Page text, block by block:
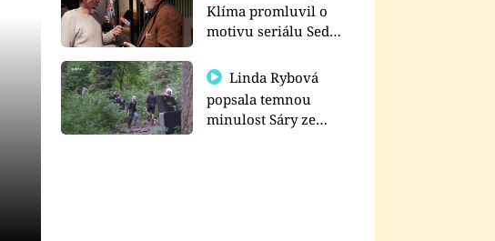
Klíma promluvil o
motivu seriálu Sedm
Linda Rybová
popsala temnou
minulost Sáry ze